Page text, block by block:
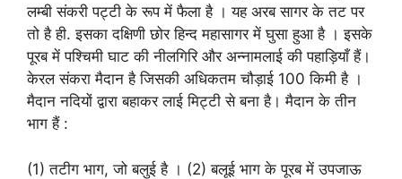
लम्बी संकरी पट्टी के रूप में फैला है । यह अरब सागर के तट पर
तो है ही. इसका दक्षिणी छोर हिन्द महासागर में घुसा हुआ है । इसके
पूरब में पश्चिमी घाट की नीलगिरि और अन्नामलाई की पहाड़ियाँ हैं।
केरल संकरा मैदान है जिसकी अधिकतम चौड़ाई 100 किमी है ।
मैदान नदियों द्वारा बहाकर लाई मिट्टी से बना है। मैदान के तीन
भाग हैं :
(1) तटीग भाग, जो बलुई है । (2) बलूई भाग के पूरब में उपजाऊ